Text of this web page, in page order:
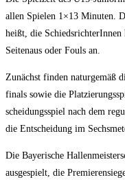
allen Spie­len 1×13 Minu­ten.
heißt, die
Sei­ten­aus oder Fouls an.
Zunächst fin­den natur­ge­mäß
fi­nals sowie die
schei­dungs­spiel nach dem
die Ent­schei­dung im
Die Baye­ri­sche
aus­ge­spielt, die